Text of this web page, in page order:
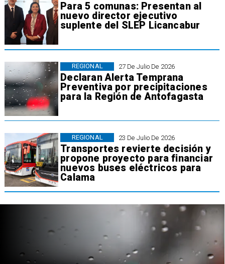
Para 5 comunas: Presentan al
nuevo director ejecutivo
suplente del SLEP Licancabur
27 De Julio De 2026
Declaran Alerta Temprana
Preventiva por precipitaciones
para la Región de Antofagasta
REGIONAL
23 De Julio De 2026
Transportes revierte decisión y
propone proyecto para financiar
nuevos buses eléctricos para
Calama
REGIONAL